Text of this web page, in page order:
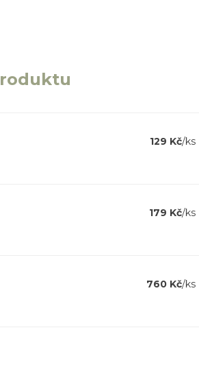
129 Kč/ks
179 Kč/ks
760 Kč/ks